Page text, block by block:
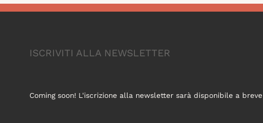
ISCRIVITI ALLA NEWSLETTER
Coming soon! L'iscrizione alla newsletter sarà disponibile a breve